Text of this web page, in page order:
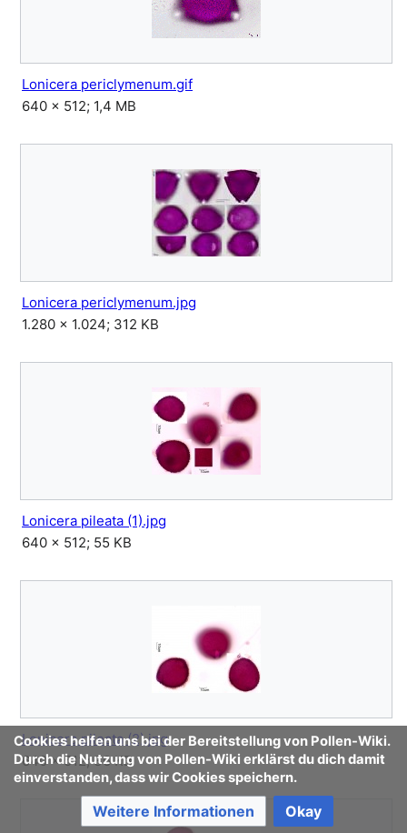
Lonicera periclymenum.gif
640 × 512; 1,4 MB
Lonicera periclymenum.jpg
1.280 × 1.024; 312 KB
Lonicera pileata (1).jpg
640 × 512; 55 KB
Lonicera pileata (2).jpg
640 × 512; 36 KB
Cookies helfen uns bei der Bereitstellung von Pollen-Wiki.
Durch die Nutzung von Pollen-Wiki erklärst du dich damit
einverstanden, dass wir Cookies speichern.
Weitere Informationen Okay